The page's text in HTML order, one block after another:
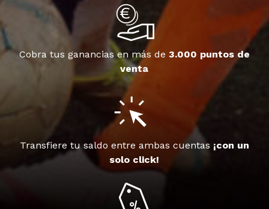
Cobra tus ganancias en más de 3.000 puntos de
venta
Transfiere tu saldo entre ambas cuentas ¡con un
solo click!